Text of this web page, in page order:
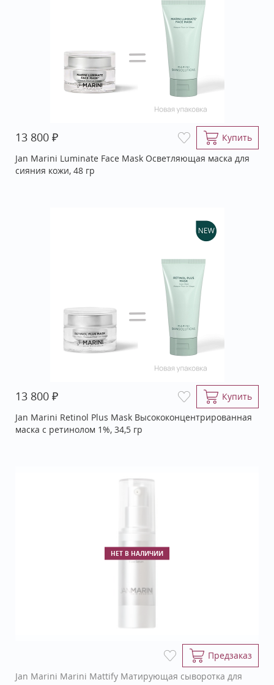
13 800 ₽
Купить
Jan Marini Luminate Face Mask Осветляющая маска для
сияния кожи, 48 гр
13 800 ₽
Купить
Jan Marini Retinol Plus Mask Высококонцентрированная
маска с ретинолом 1%, 34,5 гр
НЕТ В НАЛИЧИИ
Предзаказ
Jan Marini Marini Mattify Матирующая сыворотка для